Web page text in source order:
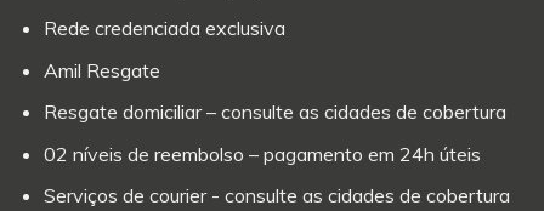
Rede credenciada exclusiva
Amil Resgate
Resgate domiciliar – consulte as cidades de cobertura
02 níveis de reembolso – pagamento em 24h úteis
Serviços de courier - consulte as cidades de cobertura